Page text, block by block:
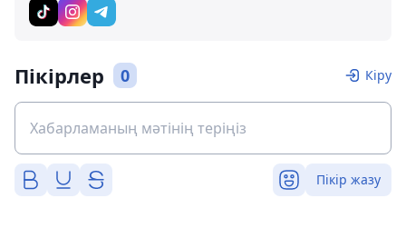
Пікірлер 0 Кіру
Пікір жазу